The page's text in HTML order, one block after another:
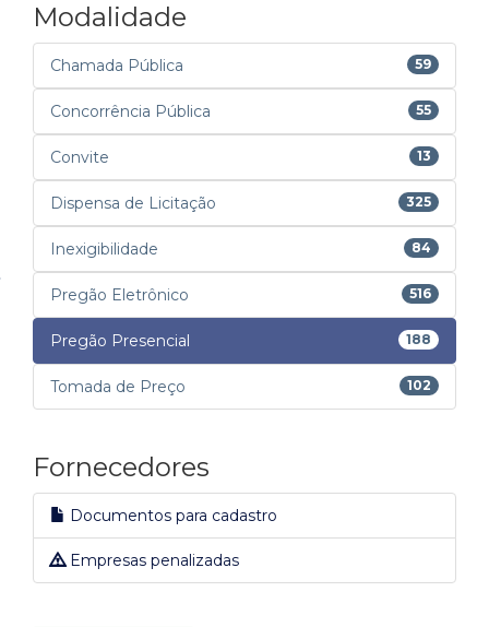
Modalidade
Chamada Pública 59
Concorrência Pública 55
Convite 13
Dispensa de Licitação 325
Inexigibilidade 84
Pregão Eletrônico 516
Pregão Presencial 188
Tomada de Preço 102
Fornecedores
Documentos para cadastro
Empresas penalizadas